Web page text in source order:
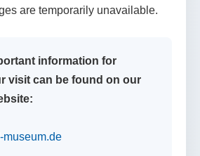
are temporarily unavailable.
information for
visit can be found on our
museum.de